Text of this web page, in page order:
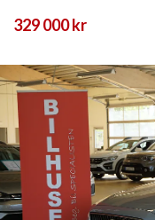
329 000 kr